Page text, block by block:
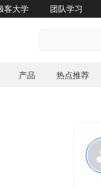
客大学 团队学习
产品 热点推荐